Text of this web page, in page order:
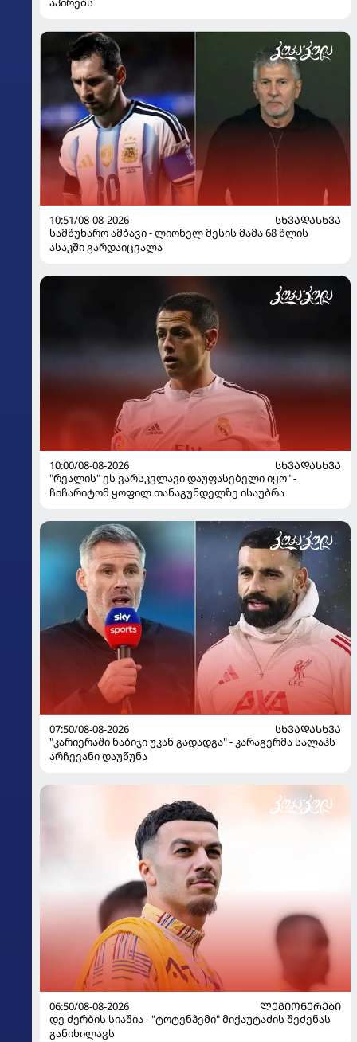
10:51/08-08-2026
ᲡᲮᲕᲐᲓᲐᲡᲮᲕᲐ
სამწუხარო ამბავი - ლიონელ მესის მამა 68 წლის
ასაკში გარდაიცვალა
10:00/08-08-2026
ᲡᲮᲕᲐᲓᲐᲡᲮᲕᲐ
"რეალის" ეს ვარსკვლავი დაუფასებელი იყო" -
ჩიჩარიტომ ყოფილ თანაგუნდელზე ისაუბრა
07:50/08-08-2026
ᲡᲮᲕᲐᲓᲐᲡᲮᲕᲐ
"კარიერაში ნაბიჯი უკან გადადგა" - კარაგერმა სალაჰს
არჩევანი დაუწუნა
06:50/08-08-2026
ᲚᲔᲒᲘᲝᲜᲔᲠᲔᲑᲘ
დე ძერბის სიაშია - "ტოტენჰემი" მიქაუტაძის შეძენას
განიხილავს